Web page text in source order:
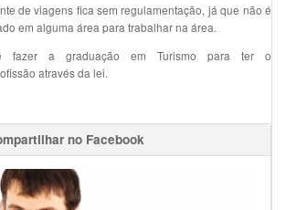
de viagens fica sem regulamentação, já que não é
em alguma área para trabalhar na área.
fazer a graduação em Turismo para ter o
através da lei.
no Facebook